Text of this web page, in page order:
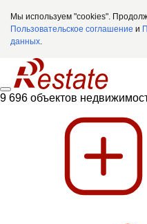
Мы используем "cookies".
Пользовательское соглашение и
данных.
9 696 объектов